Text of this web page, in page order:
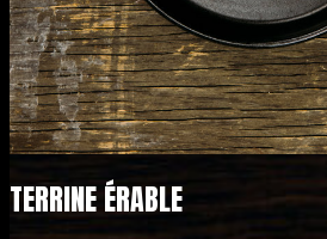
TERRINE ÉRABLE